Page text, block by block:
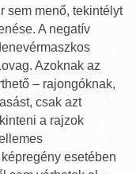
sem menő, tekintélyt
A negatív
Azoknak az
– rajongóknak,
csak azt
a rajzok
esetében